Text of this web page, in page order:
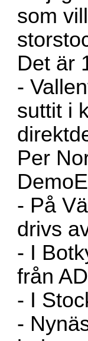
som
Det är
-
suttit i
Per
- På
drivs
- I
från
- I
-